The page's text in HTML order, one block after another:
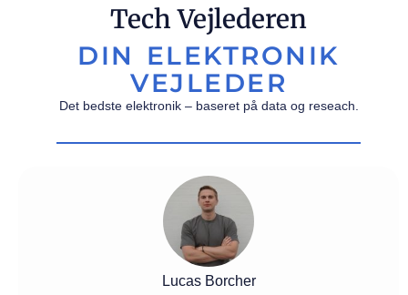
Tech Vejlederen
DIN ELEKTRONIK
VEJLEDER
Det bedste elektronik – baseret på data og reseach.
Lucas Borcher